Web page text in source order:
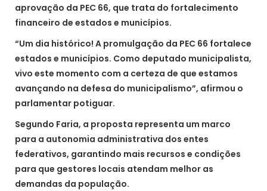
aprovação da PEC 66, que trata do fortalecimento
financeiro de estados e municípios.
“Um dia histórico! A promulgação da PEC 66 fortalece
estados e municípios. Como deputado municipalista,
vivo este momento com a certeza de que estamos
avançando na defesa do municipalismo”, afirmou o
parlamentar potiguar.
Segundo Faria, a proposta representa um marco
para a autonomia administrativa dos entes
federativos, garantindo mais recursos e condições
para que gestores locais atendam melhor as
demandas da população.